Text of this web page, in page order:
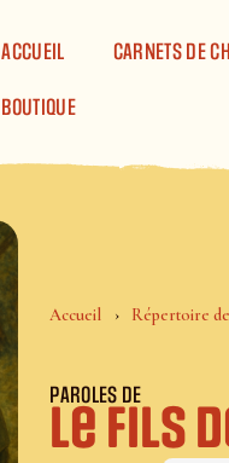
ACCUEIL CARNETS DE
BOUTIQUE
Accueil Répertoire
PAROLES DE
Le fils